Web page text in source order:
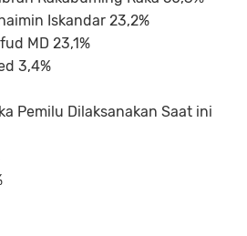
Iskandar 23,2%
MD 23,1%
3,4%
Pemilu Dilaksanakan Saat ini